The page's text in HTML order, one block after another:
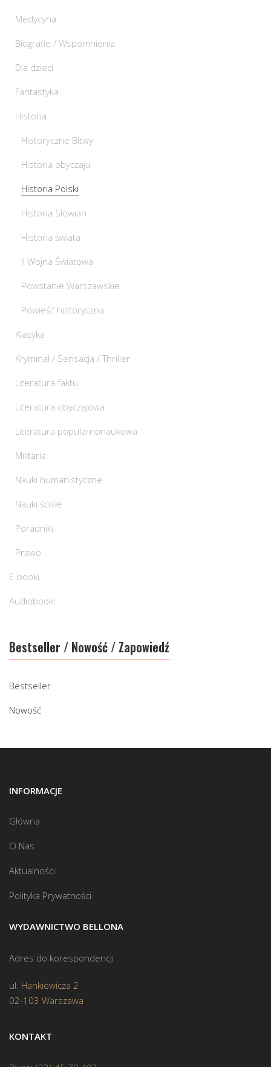
Medycyna
Biografie / Wspomnienia
Dla dzieci
Fantastyka
Historia
Historyczne Bitwy
Historia obyczaju
Historia Polski
Historia Słowian
Historia świata
II Wojna Światowa
Powstanie Warszawskie
Powieść historyczna
Klasyka
Kryminał / Sensacja / Thriller
Literatura faktu
Literatura obyczajowa
Literatura popularnonaukowa
Militaria
Nauki humanistyczne
Nauki ścisłe
Poradniki
Prawo
E-booki
Audiobooki
Bestseller / Nowość / Zapowiedź
Bestseller
Nowość
INFORMACJE
Główna
O Nas
Aktualności
Polityka Prywatności
WYDAWNICTWO BELLONA
Adres do korespondencji
ul. Hankiewicza 2
02-103 Warszawa
KONTAKT